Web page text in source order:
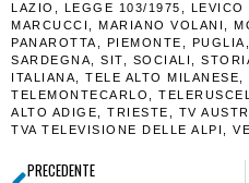
LAZIO
LEGGE 103/1975
MARCUCCI
MARIANO VOLANI
PANAROTTA
PIEMONTE PUGLIA
SARDEGNA
SIT SOCIALI
ITALIANA
TELE ALTO MILANESE
TELEMONTECARLO
ALTO ADIGE
TRIESTE TV
TVA TELEVISIONE DELLE ALPI
PRECEDENTE